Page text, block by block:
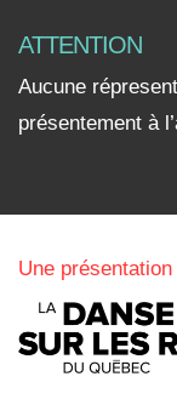
ATTENTION
Aucune
présentement à
Une présentation